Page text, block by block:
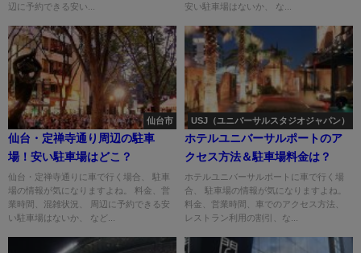
辺に予約できる安い...
安い駐車場はないか、 な...
仙台市
仙台・定禅寺通り周辺の駐車
場！安い駐車場はどこ？
仙台・定禅寺通りに車で行く場合、 駐車
場の情報が気になりますよね。 料金、営
業時間、混雑状況、 周辺に予約できる安
い駐車場はないか、 など...
USJ（ユニバーサルスタジオジャパン）
ホテルユニバーサルポートのア
クセス方法＆駐車場料金は？
ホテルユニバーサルポートに車で行く場
合、 駐車場の情報が気になりますよね。
料金、営業時間、車でのアクセス方法、
レストラン利用の割引、な...